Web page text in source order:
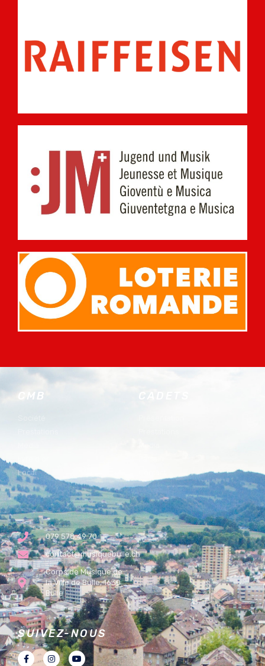
CMB
Local
079 578 49 70
contact@musiquebulle.ch
Corps de Musique de
la Ville de Bulle, 1630
Bulle
SUIVEZ-NOUS